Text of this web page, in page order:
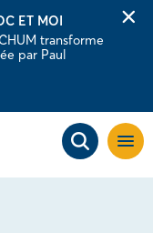
ET MOI
transforme
par Paul
la